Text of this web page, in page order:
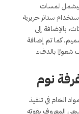
ليشمل لمسات
ستائر حريرية
بالإضافة إلى
كما تم إضافة
شعورًا بالدفء
نوم
الخام في تنفيذ
المعروف بقوته